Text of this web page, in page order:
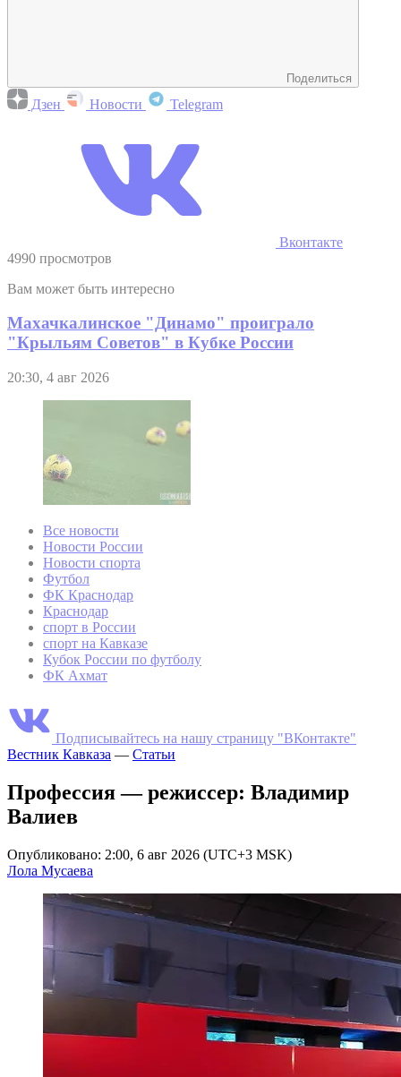
Поделиться
Дзен Новости Telegram
Вконтакте
4990 просмотров
Вам может быть интересно
Махачкалинское "Динамо" проиграло
"Крыльям Советов" в Кубке России
20:30, 4 авг 2026
Все новости
Новости России
Новости спорта
Футбол
ФК Краснодар
Краснодар
спорт в России
спорт на Кавказе
Кубок России по футболу
ФК Ахмат
Подписывайтесь на нашу страницу "ВКонтакте"
Вестник Кавказа — Статьи
Профессия — режиссер: Владимир
Валиев
Опубликовано: 2:00, 6 авг 2026 (UTC+3 MSK)
Лола Мусаева